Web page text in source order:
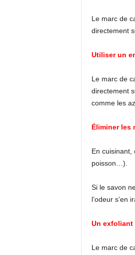
Le marc de
directement
Utiliser un
Le marc de
directement
comme les
Éliminer les
En cuisinant,
poisson…).
Si le savon
l’odeur s’en
Un exfoliant
Le marc de